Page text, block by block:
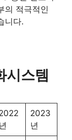
의 적극적인
니다.
시스템
년
2023
년